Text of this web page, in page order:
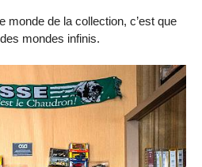
monde de la collection, c’est que
mondes infinis.